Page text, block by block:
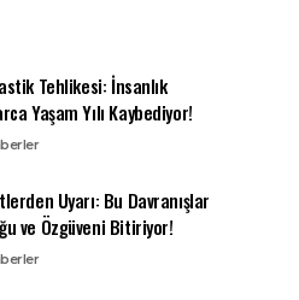
Tehlikesi: İnsanlık
Yaşam Yılı Kaybediyor!
Uyarı: Bu Davranışlar
ve Özgüveni Bitiriyor!